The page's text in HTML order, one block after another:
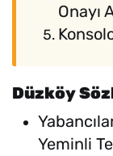
Onayı
Düzköy
Yeminli